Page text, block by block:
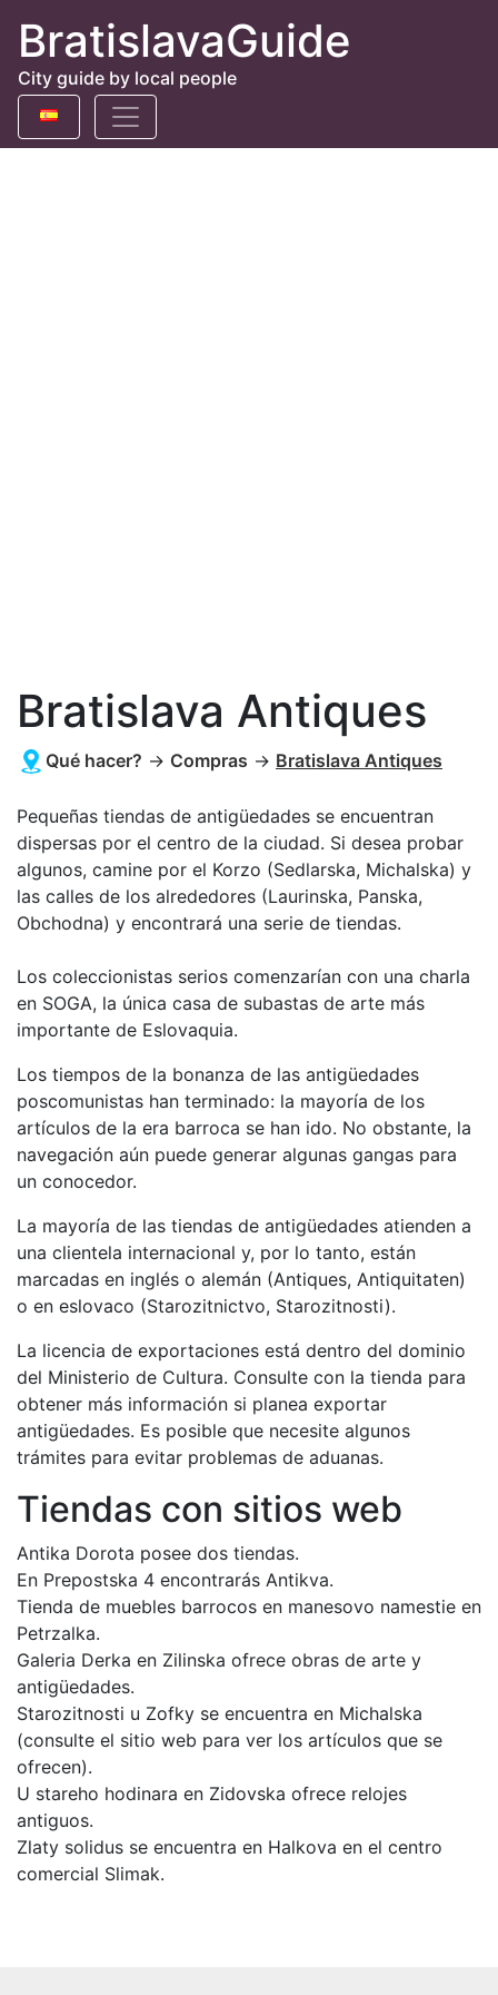
BratislavaGuide
City guide by local people
Bratislava Antiques
Qué hacer? → Compras → Bratislava Antiques
Pequeñas tiendas de antigüedades se encuentran
dispersas por el centro de la ciudad. Si desea probar
algunos, camine por el Korzo (Sedlarska, Michalska) y
las calles de los alrededores (Laurinska, Panska,
Obchodna) y encontrará una serie de tiendas.
Los coleccionistas serios comenzarían con una charla
en SOGA, la única casa de subastas de arte más
importante de Eslovaquia.
Los tiempos de la bonanza de las antigüedades
poscomunistas han terminado: la mayoría de los
artículos de la era barroca se han ido. No obstante, la
navegación aún puede generar algunas gangas para
un conocedor.
La mayoría de las tiendas de antigüedades atienden a
una clientela internacional y, por lo tanto, están
marcadas en inglés o alemán (Antiques, Antiquitaten)
o en eslovaco (Starozitnictvo, Starozitnosti).
La licencia de exportaciones está dentro del dominio
del Ministerio de Cultura. Consulte con la tienda para
obtener más información si planea exportar
antigüedades. Es posible que necesite algunos
trámites para evitar problemas de aduanas.
Tiendas con sitios web
Antika Dorota posee dos tiendas.
En Prepostska 4 encontrarás Antikva.
Tienda de muebles barrocos en manesovo namestie en
Petrzalka.
Galeria Derka en Zilinska ofrece obras de arte y
antigüedades.
Starozitnosti u Zofky se encuentra en Michalska
(consulte el sitio web para ver los artículos que se
ofrecen).
U stareho hodinara en Zidovska ofrece relojes
antiguos.
Zlaty solidus se encuentra en Halkova en el centro
comercial Slimak.